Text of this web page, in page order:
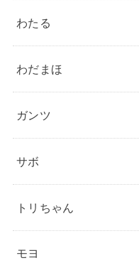
わたる
わだまほ
ガンツ
サボ
トリちゃん
モヨ